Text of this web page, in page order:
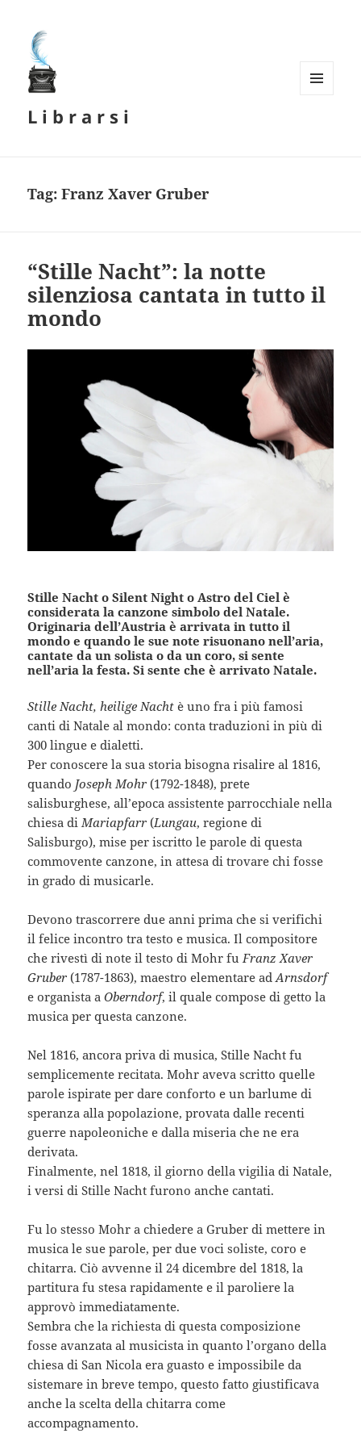
L i b r a r s i
Tag:Franz Xaver Gruber
“Stille Nacht”: la notte
silenziosa cantata in tutto il
mondo
Stille Nacht o Silent Night o Astro del Ciel è
considerata la canzone simbolo del Natale.
Originaria dell’Austria è arrivata in tutto il
mondo e quando le sue note risuonano nell’aria,
cantate da un solista o da un coro, si sente
nell’aria la festa. Si sente che è arrivato Natale.
Stille Nacht, heilige Nacht è uno fra i più famosi
canti di Natale al mondo: conta traduzioni in più di
300 lingue e dialetti.
Per conoscere la sua storia bisogna risalire al 1816,
quando Joseph Mohr (1792-1848), prete
salisburghese, all’epoca assistente parrocchiale nella
chiesa di Mariapfarr(Lungau, regione di
Salisburgo), mise per iscritto le parole di questa
commovente canzone, in attesa di trovare chi fosse
in grado di musicarle.
Devono trascorrere due anni prima che si verifichi
il felice incontro tra testo e musica. Il compositore
che rivestì di note il testo di Mohr fu Franz Xaver
Gruber (1787-1863), maestro elementare adArnsdorf
e organista aOberndorf, il quale compose di getto la
musica per questa canzone.
Nel 1816, ancora priva di musica, Stille Nacht fu
semplicemente recitata. Mohr aveva scritto quelle
parole ispirate per dare conforto e un barlume di
speranza alla popolazione, provata dalle recenti
guerre napoleoniche e dalla miseria che ne era
derivata.
Finalmente, nel 1818, il giorno della vigilia di Natale,
i versi di Stille Nacht furono anche cantati.
Fu lo stesso Mohr a chiedere a Gruber di mettere in
musica le sue parole, per due voci soliste, coro e
chitarra. Ciò avvenne il 24 dicembre del 1818, la
partitura fu stesa rapidamente e il paroliere la
approvò immediatamente.
Sembra che la richiesta di questa composizione
fosse avanzata al musicista in quanto l’organo della
chiesa di San Nicola era guasto e impossibile da
sistemare in breve tempo, questo fatto giustificava
anche la scelta della chitarra come
accompagnamento.